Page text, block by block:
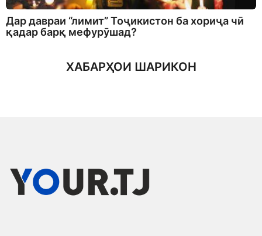
Дар давраи “лимит” Тоҷикистон ба хориҷа чӣ
қадар барқ мефурӯшад?
ХАБАРҲОИ ШАРИКОН